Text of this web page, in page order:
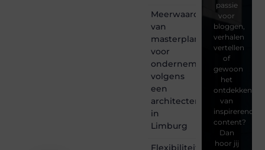
Meerwaarde
van
masterplanning
voor
ondernemingen
volgens
een
architectenbureau
in
Limburg
Flexibiliteit
passie
voor
bloggen,
verhalen
vertellen
of
gewoon
het
ontdekken
van
inspirerende
content?
Dan
hoor jij